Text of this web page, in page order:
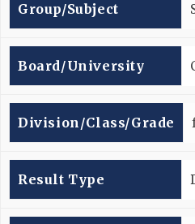
Group/subject
Board/university
Division/Class/Grade
Result Type